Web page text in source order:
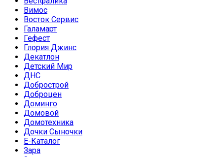
Вимос
Восток Сервис
Галамарт
Гефест
Глория Джинс
Декатлон
Детский Мир
ДНС
Добрострой
Доброцен
Доминго
Домовой
Домотехника
Дочки Сыночки
Е-Каталог
Зара